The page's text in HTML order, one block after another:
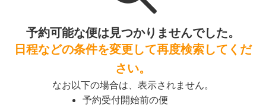
予約可能な便は見つかりませんでした。
日程などの条件を変更して再度検索してくだ
さい。
なお以下の場合は、表示されません。
予約受付開始前の便